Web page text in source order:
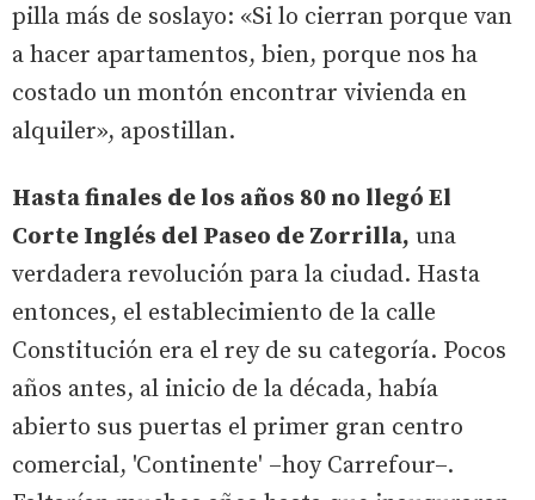
pilla más de soslayo: «Si lo cierran porque van
a hacer apartamentos, bien, porque nos ha
costado un montón encontrar vivienda en
alquiler», apostillan.
Hasta finales de los años 80 no llegó El
Corte Inglés del Paseo de Zorrilla, una
verdadera revolución para la ciudad. Hasta
entonces, el establecimiento de la calle
Constitución era el rey de su categoría. Pocos
años antes, al inicio de la década, había
abierto sus puertas el primer gran centro
comercial, 'Continente' –hoy Carrefour–.